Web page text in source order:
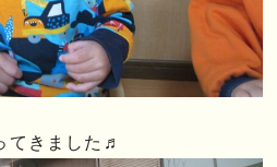
てきました♬